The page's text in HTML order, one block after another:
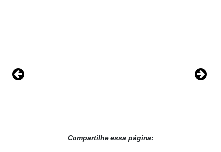
Compartilhe essa página: